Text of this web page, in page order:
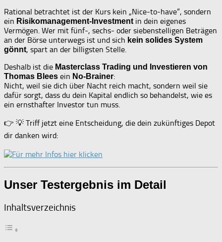
Rational betrachtet ist der Kurs kein „Nice-to-have“, sondern
ein Risikomanagement-Investmentin dein eigenes
Vermögen. Wer mit fünf-, sechs- oder siebenstelligen Beträgen
an der Börse unterwegs ist und sich kein solides System
gönnt, spart an der billigsten Stelle.
Deshalb ist die Masterclass Trading und Investieren von
Thomas Blees ein No-Brainer:
Nicht, weil sie dich über Nacht reich macht, sondern weil sie
dafür sorgt, dass du dein Kapital endlich so behandelst, wie es
ein ernsthafter Investor tun muss.
👉 💡 Triff jetzt eine Entscheidung, die dein zukünftiges Depot
dir danken wird:
Unser Testergebnis im Detail
Inhaltsverzeichnis